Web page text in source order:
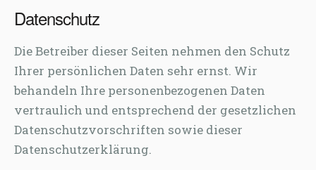
Datenschutz
Die Betreiber dieser Seiten nehmen den Schutz
Ihrer persönlichen Daten sehr ernst. Wir
behandeln Ihre personenbezogenen Daten
vertraulich und entsprechend der gesetzlichen
Datenschutzvorschriften sowie dieser
Datenschutzerklärung.